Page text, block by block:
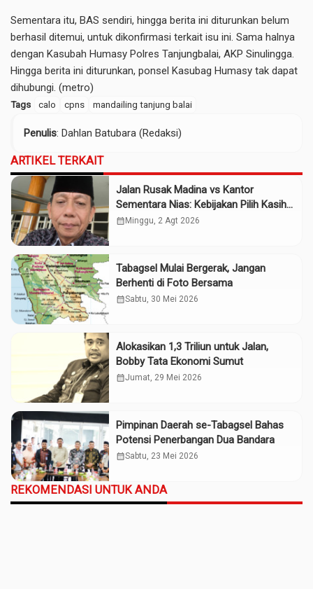
Sementara itu, BAS sendiri, hingga berita ini diturunkan belum
berhasil ditemui, untuk dikonfirmasi terkait isu ini. Sama halnya
dengan Kasubah Humasy Polres Tanjungbalai, AKP Sinulingga.
Hingga berita ini diturunkan, ponsel Kasubag Humasy tak dapat
dihubungi. (metro)
Tags calo cpns mandailing tanjung balai
Penulis: Dahlan Batubara (Redaksi)
ARTIKEL TERKAIT
Jalan Rusak Madina vs Kantor
Sementara Nias: Kebijakan Pilih Kasih
Gubsu
calendar_month Minggu, 2 Agt 2026
Tabagsel Mulai Bergerak, Jangan
Berhenti di Foto Bersama
calendar_monthSabtu, 30 Mei 2026
Alokasikan 1,3 Triliun untuk Jalan,
Bobby Tata Ekonomi Sumut
calendar_monthJumat, 29 Mei 2026
Pimpinan Daerah se-Tabagsel Bahas
Potensi Penerbangan Dua Bandara
calendar_monthSabtu, 23 Mei 2026
REKOMENDASI UNTUK ANDA